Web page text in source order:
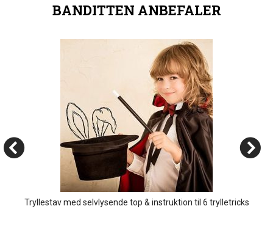
BANDITTEN ANBEFALER
Tryllestav med selvlysende top & instruktion til 6 trylletricks